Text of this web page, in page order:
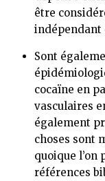
être
indépendant
Sont
cocaïne en
vasculaires
également
choses sont
quoique l’on
références